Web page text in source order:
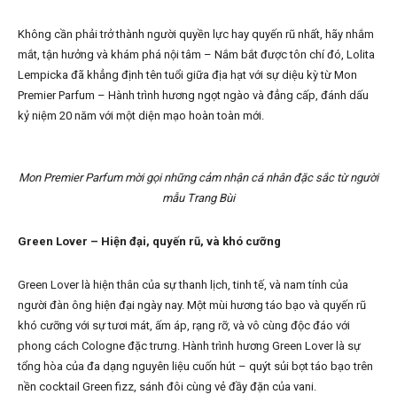
Không cần phải trở thành người quyền lực hay quyến rũ nhất, hãy nhắm
mắt, tận hưởng và khám phá nội tâm – Nắm bắt được tôn chí đó, Lolita
Lempicka đã khẳng định tên tuổi giữa địa hạt với sự diệu kỳ từ Mon
Premier Parfum – Hành trình hương ngọt ngào và đẳng cấp, đánh dấu
kỷ niệm 20 năm với một diện mạo hoàn toàn mới.
Mon Premier Parfum mời gọi những cảm nhận cá nhân đặc sắc từ người
mẫu Trang Bùi
Green Lover – Hiện đại, quyến rũ, và khó cưỡng
Green Lover là hiện thân của sự thanh lịch, tinh tế, và nam tính của
người đàn ông hiện đại ngày nay. Một mùi hương táo bạo và quyến rũ
khó cưỡng với sự tươi mát, ấm áp, rạng rỡ, và vô cùng độc đáo với
phong cách Cologne đặc trưng. Hành trình hương Green Lover là sự
tổng hòa của đa dạng nguyên liệu cuốn hút – quýt sủi bọt táo bạo trên
nền cocktail Green fizz, sánh đôi cùng vẻ đầy đặn của vani.